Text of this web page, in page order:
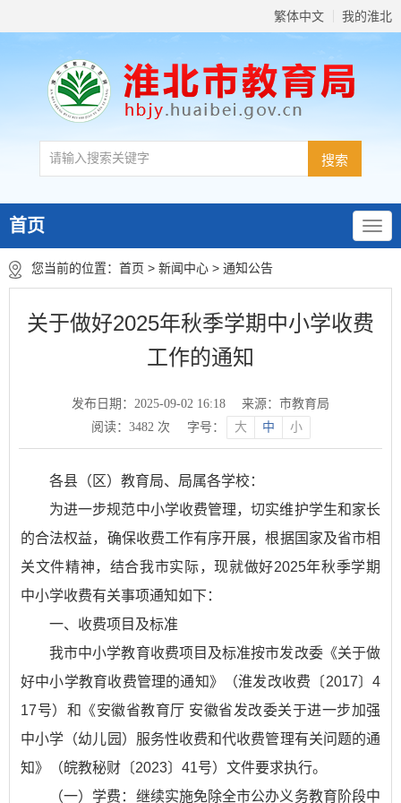
繁体中文 我的淮北
首页
您当前的位置： 首页 > 新闻中心 > 通知公告
关于做好2025年秋季学期中小学收费
工作的通知
发布日期：2025-09-02 16:18
来源：市教育局
阅读： 3482次 字号： 大 中 小
各县（区）教育局、局属各学校：
为进一步规范中小学收费管理，切实维护学生和家长
的合法权益，确保收费工作有序开展，根据国家及省市相
关文件精神，结合我市实际，现就做好2025年秋季学期
中小学收费有关事项通知如下：
一、收费项目及标准
我市中小学教育收费项目及标准按市发改委《关于做
好中小学教育收费管理的通知》（淮发改收费〔2017〕4
17号）和《安徽省教育厅 安徽省发改委关于进一步加强
中小学（幼儿园）服务性收费和代收费管理有关问题的通
知》（皖教秘财〔2023〕41号）文件要求执行。
（一）学费：继续实施免除全市公办义务教育阶段中